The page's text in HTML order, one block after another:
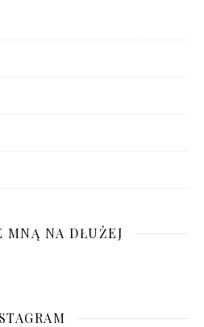
MNĄ NA DŁUŻEJ